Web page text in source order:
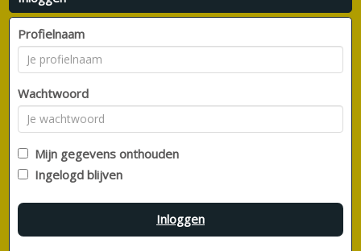
Profielnaam
Wachtwoord
Mijn gegevens onthouden
Ingelogd blijven
Inloggen